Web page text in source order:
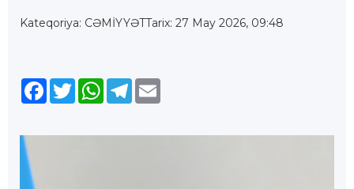
Kateqoriya: CƏMİYYƏTTarix: 27 May 2026, 09:48
Facebook
TwitterWhatsApp
Telegram